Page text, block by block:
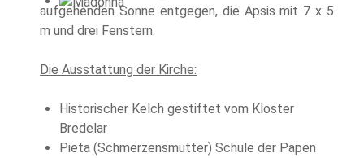
aufgehenden Sonne entgegen, die Apsis mit 7 x 5
m und drei Fenstern.
Die Ausstattung der Kirche:
Historischer Kelch gestiftet vom Kloster
Bredelar
Pieta (Schmerzensmutter) Schule der Papen